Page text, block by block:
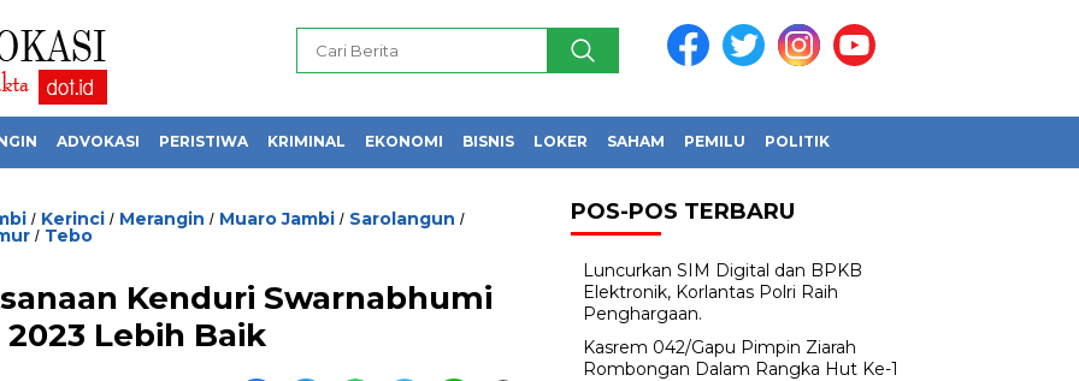
ADVOKASI PERISTIWA KRIMINAL EKONOMI BISNIS LOKER SAHAM PEMILU POLITIK
/ Kerinci / Merangin / Muaro Jambi / Sarolangun /
/ Tebo
Kenduri Swarnabhumi
Lebih Baik
POS-POS TERBARU
Luncurkan SIM Digital dan BPKB
Elektronik, Korlantas Polri Raih
Penghargaan.
Kasrem 042/Gapu Pimpin Ziarah
Rombongan Dalam Rangka Hut Ke-1